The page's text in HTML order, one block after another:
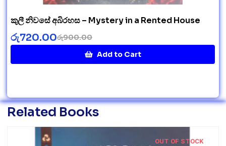
කුලී නිවසේ අබිරහස – Mystery in a Rented House
රු900.00
රු720.00
Add to Cart
Related Books
OUT OF STOCK